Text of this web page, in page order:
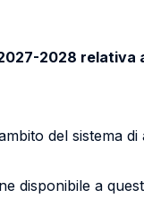
2028 relativa
del sistema di
disponibile a